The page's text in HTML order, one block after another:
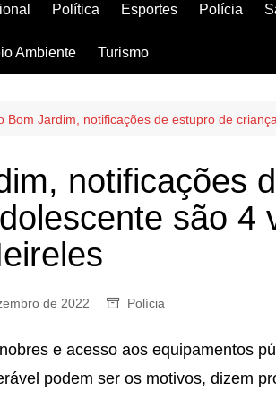
Política Esportes Polícia
Ambiente Turismo
Bom Jardim, notificações de estupro de
notificações
são 4
de 2022 Polícia
e acesso aos equipamentos
podem ser os motivos, dizem